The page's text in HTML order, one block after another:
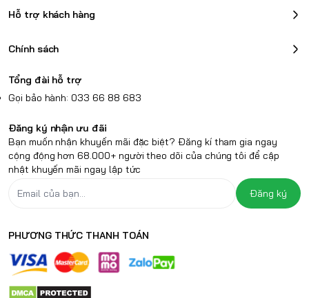
Hỗ trợ khách hàng
Chính sách
Tổng đài hỗ trợ
Gọi bảo hành: 033 66 88 683
Đăng ký nhận ưu đãi
Bạn muốn nhận khuyến mãi đặc biệt? Đăng kí tham gia ngay
cộng động hơn 68.000+ người theo dõi của chúng tôi để cập
nhật khuyến mãi ngay lập tức
Đăng ký
PHƯƠNG THỨC THANH TOÁN